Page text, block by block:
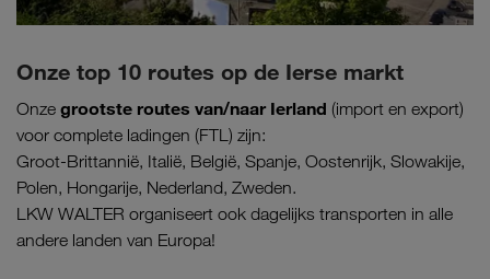
Onze top 10 routes op de Ierse markt
Onze grootste routes van/naar Ierland (import en export)
voor complete ladingen (FTL) zijn:
Groot-Brittannië, Italië, België, Spanje, Oostenrijk, Slowakije,
Polen, Hongarije, Nederland, Zweden.
LKW WALTER organiseert ook dagelijks transporten in alle
andere landen van Europa!